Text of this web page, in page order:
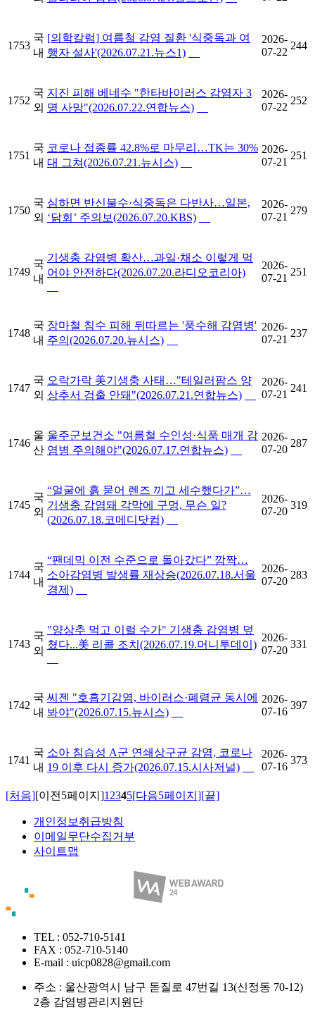
1753
국
내
[의학칼럼] 여름철 감염 질환 '식중독과 여
행자 설사'(2026.07.21.뉴스1)
2026-
07-22
244
1752
국
외
지진 피해 베네수 "한타바이러스 감염자 3
명 사망"(2026.07.22.연합뉴스)
2026-
07-22
252
1751
국
내
코로나 접종률 42.8%로 마무리…TK는 30%
대 그쳐(2026.07.21.뉴시스)
2026-
07-21
251
1750
국
외
심하면 반신불수·식중독은 다반사…일본,
‘닭회’ 주의보(2026.07.20.KBS)
2026-
07-21
279
1749
국
내
기생충 감염병 확산…과일·채소 이렇게 먹
어야 안전하다(2026.07.20.라디오코리아)
2026-
07-21
251
1748
국
내
장마철 침수 피해 뒤따르는 '풍수해 감염병'
주의(2026.07.20.뉴시스)
2026-
07-21
237
1747
국
외
오락가락 美기생충 사태…"테일러팜스 양
상추서 검출 안돼"(2026.07.21.연합뉴스)
2026-
07-21
241
1746
울
산
울주군보건소 "여름철 수인성·식품 매개 감
염병 주의해야"(2026.07.17.연합뉴스)
2026-
07-20
287
1745
국
외
“얼굴에 흙 묻어 렌즈 끼고 세수했다가”…
기생충 감염돼 각막에 구멍, 무슨 일?
(2026.07.18.코메디닷컴)
2026-
07-20
319
1744
국
내
“팬데믹 이전 수준으로 돌아갔다” 깜짝…
소아감염병 발생률 재상승(2026.07.18.서울
경제)
2026-
07-20
283
1743
국
외
"양상추 먹고 이럴 수가" 기생충 감염병 덮
쳤다...美 리콜 조치(2026.07.19.머니투데이)
2026-
07-20
331
1742
국
내
씨젠 "호흡기감염, 바이러스·폐렴균 동시에
봐야"(2026.07.15.뉴시스)
2026-
07-16
397
1741
국
내
소아 침습성 A군 연쇄상구균 감염, 코로나
19 이후 다시 증가(2026.07.15.시사저널)
2026-
07-16
373
[처음][이전5페이지]1 2345[다음5페이지][끝]
개인정보취급방침
이메일무단수집거부
사이트맵
TEL : 052-710-5141
FAX : 052-710-5140
E-mail : uicp0828@gmail.com
주소 : 울산광역시 남구 돋질로 47번길 13(신정동 70-12)
2층 감염병관리지원단